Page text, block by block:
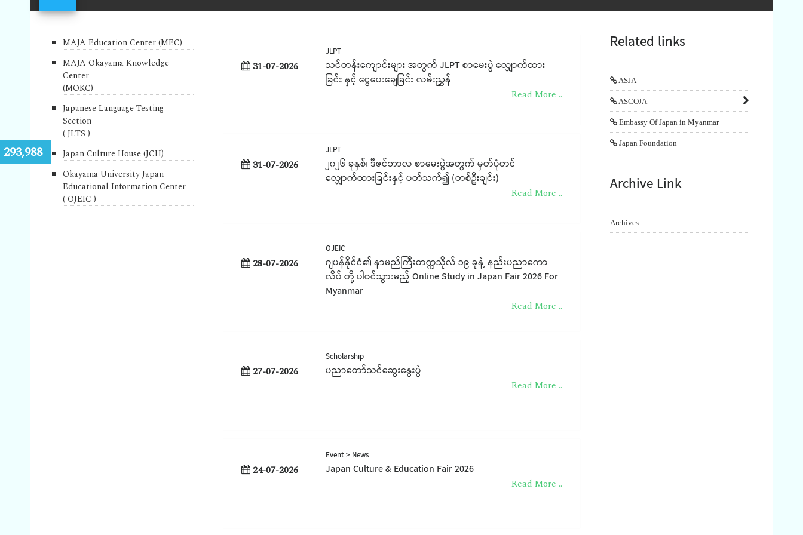
MAJA Education Center (MEC)
MAJA Okayama Knowledge
Center
(MOKC)
Japanese Language Testing
Section
( JLTS )
Japan Culture House (JCH)
Okayama University Japan
Educational Information Center
( OJEIC )
31-07-2026
JLPT
သင်တန်းကျောင်းများ အတွက် JLPT စာမေးပွဲ လျှောက်ထား
ခြင်း နှင့် ငွေပေးချေခြင်း လမ်းညွှန်
Read More ..
31-07-2026
JLPT
၂၀၂၆ ခုနှစ်၊ ဒီဇင်ဘာလ စာမေးပွဲအတွက် မှတ်ပုံတင်
လျှောက်ထားခြင်းနှင့် ပတ်သက်၍ (တစ်ဦးချင်း)
Read More ..
28-07-2026
OJEIC
ဂျပန်နိုင်ငံ၏ နာမည်ကြီးတက္ကသိုလ် ၁၉ ခုနဲ့ နည်းပညာကော
လိပ် တို့ ပါဝင်သွားမည့် Online Study in Japan Fair 2026 For
Myanmar
Read More ..
27-07-2026
Scholarship
ပညာတော်သင်ဆွေးနွေးပွဲ
Read More ..
24-07-2026
Event > News
Japan Culture & Education Fair 2026
Read More ..
Related links
ASJA
ASCOJA
Embassy Of Japan in Myanmar
Japan Foundation
Archive Link
Archives
293,988